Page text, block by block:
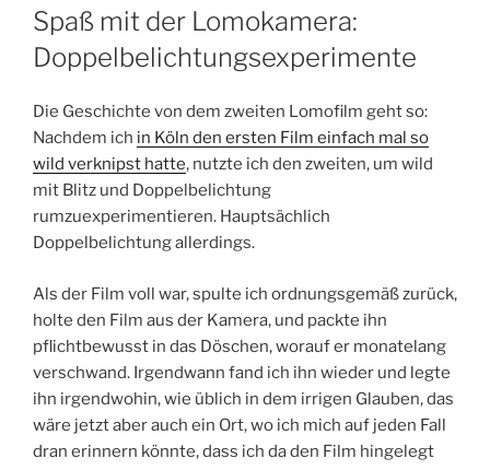
AM
Spaß mit der Lomokamera:
Doppelbelichtungsexperimente
Die Geschichte von dem zweiten Lomofilm geht so:
Nachdem ich in Köln den ersten Film einfach mal so
wild verknipst hatte, nutzte ich den zweiten, um wild
mit Blitz und Doppelbelichtung
rumzuexperimentieren. Hauptsächlich
Doppelbelichtung allerdings.
Als der Film voll war, spulte ich ordnungsgemäß zurück,
holte den Film aus der Kamera, und packte ihn
pflichtbewusst in das Döschen, worauf er monatelang
verschwand. Irgendwann fand ich ihn wieder und legte
ihn irgendwohin, wie üblich in dem irrigen Glauben, das
wäre jetzt aber auch ein Ort, wo ich mich auf jeden Fall
dran erinnern könnte, dass ich da den Film hingelegt